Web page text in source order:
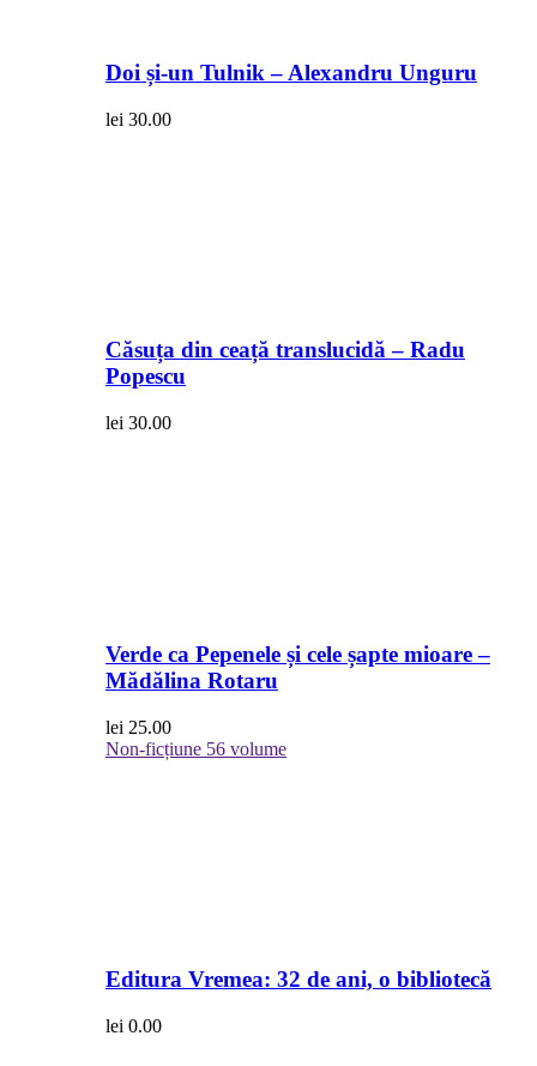
Doi și-un Tulnik – Alexandru Unguru
lei 30.00
Căsuța din ceață translucidă – Radu
Popescu
lei 30.00
Verde ca Pepenele și cele șapte mioare –
Mădălina Rotaru
lei 25.00
Non-ficțiune 56 volume
Editura Vremea: 32 de ani, o bibliotecă
lei 0.00